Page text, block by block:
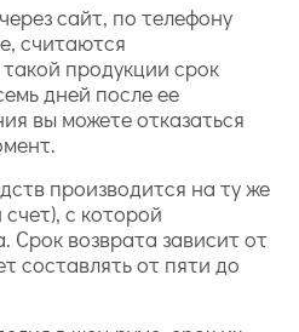
сайт, по телефону
считаются
продукции срок
дней после ее
вы можете отказаться
производится на ту же
с которой
Срок возврата зависит от
составлять от пяти до